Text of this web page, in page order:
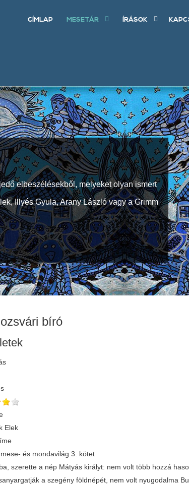
CÍMLAP MESETÁR ÍRÁSOK
elbeszélésekből, melyeket olyan ismert
Illyés Gyula, Arany László vagy a Grimm
bíró
Elek
és mondavilág 3. kötet
szerette a nép Mátyás királyt: nem volt több hozzá
a szegény földnépét, nem volt nyugodalma